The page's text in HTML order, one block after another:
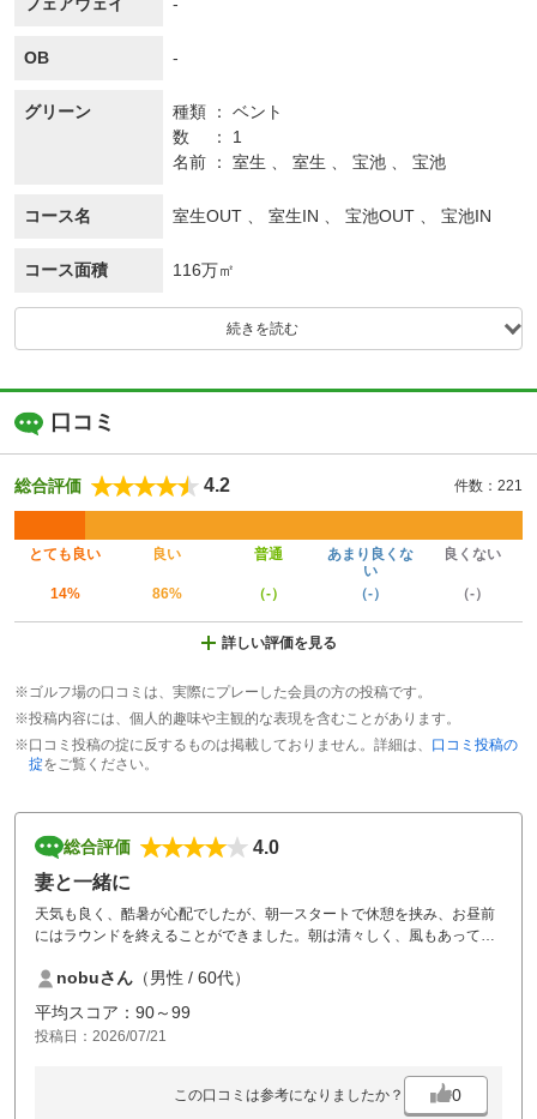
フェアウェイ -
OB -
グリーン 種類
ベント
数
1
名前
室生 、 室生 、 宝池 、 宝池
コース名 室生OUT 、 室生IN 、 宝池OUT 、 宝池IN
コース面積 116万㎡
続きを読む
口コミ
総合評価 4.2 件数：221
とても良い 良い 普通
あまり良くな
い
良くない
14% 86% （-） （-） （-）
詳しい評価を見る
※ゴルフ場の口コミは、実際にプレーした会員の方の投稿です。
※投稿内容には、個人的趣味や主観的な表現を含むことがあります。
※口コミ投稿の掟に反するものは掲載しておりません。詳細は、 口コミ投稿の
掟をご覧ください。
総合評価
4.0
妻と一緒に
天気も良く、酷暑が心配でしたが、朝一スタートで休憩を挟み、お昼前
にはラウンドを終えることができました。朝は清々しく、風もあって気
話も心地よく、良い一日となりました。ありがとうございました。
nobuさん （男性 / 60代）
平均スコア：90～99
投稿日：2026/07/21
この口コミは参考になりましたか？ 0